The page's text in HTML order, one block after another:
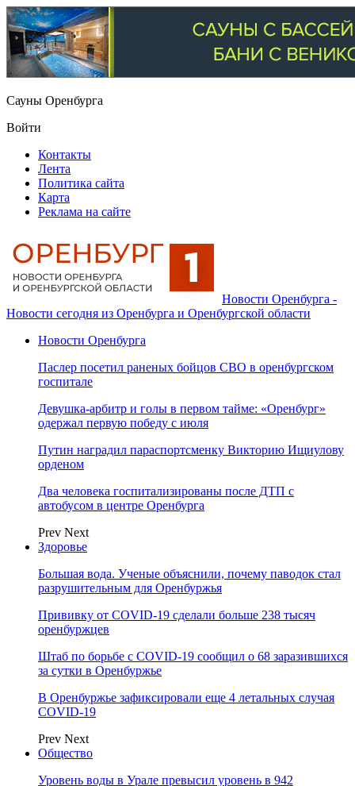
Сауны Оренбурга
Войти
Контакты
Лента
Политика сайта
Карта
Реклама на сайте
Новости Оренбурга -
Новости сегодня из Оренбурга и Оренбургской области
Новости Оренбурга
Паслер посетил раненых бойцов СВО в оренбургском
госпитале
Девушка-арбитр и голы в первом тайме: «Оренбург»
одержал первую победу с июля
Путин наградил параспортсменку Викторию Ищиулову
орденом
Два человека госпитализированы после ДТП с
автобусом в центре Оренбурга
Prev Next
Здоровье
Большая вода. Ученые объяснили, почему паводок стал
разрушительным для Оренбуржья
Прививку от COVID-19 сделали больше 238 тысяч
оренбуржцев
Штаб по борьбе с СOVID-19 сообщил о 68 заразившихся
за сутки в Оренбуржье
В Оренбуржье зафиксировали еще 4 летальных случая
COVID-19
Prev Next
Общество
Уровень воды в Урале превысил уровень в 942